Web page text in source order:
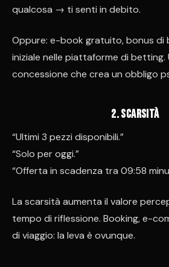
qualcosa → ti senti in debito.
Oppure: e-book gratuito, bonus di
iniziale nelle piattaforme di betting.
concessione che crea un obbligo
2️. Scarsità
“Ultimi 3 pezzi disponibili.”
“Solo per oggi.”
“Offerta in scadenza tra 09:58
La scarsità aumenta il valore
tempo di riflessione. Booking, e-
di viaggio: la leva è ovunque.